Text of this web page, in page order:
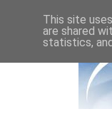
This site
are shared
statistics,